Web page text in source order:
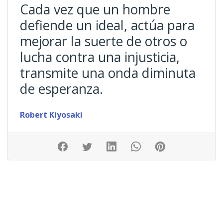
Cada vez que un hombre
defiende un ideal, actúa para
mejorar la suerte de otros o
lucha contra una injusticia,
transmite una onda diminuta
de esperanza.
Robert Kiyosaki